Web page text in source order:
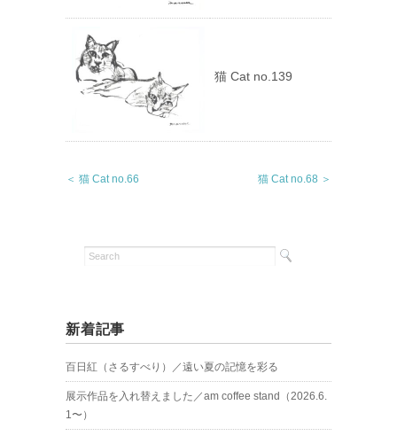
猫 Cat no.139
＜ 猫 Cat no.66 猫 Cat no.68 ＞
新着記事
百日紅（さるすべり）／遠い夏の記憶を彩る
展示作品を入れ替えました／am coffee stand（2026.6.
1〜）